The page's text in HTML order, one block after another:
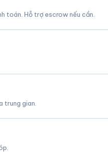
toán. Hỗ trợ escrow nếu cần.
trung gian.